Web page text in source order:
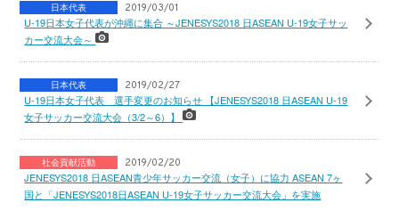
日本代表 2019/03/01
U-19日本女子代表が沖縄に集合 ～JENESYS2018 日ASEAN U-19女子サッ
カー交流大会～
日本代表 2019/02/27
U-19日本女子代表 選手変更のお知らせ 【JENESYS2018 日ASEAN U-19
女子サッカー交流大会（3/2～6）】
社会貢献活動 2019/02/20
JENESYS2018 日ASEAN青少年サッカー交流（女子）に協力 ASEAN 7ヶ
国と「JENESYS2018日ASEAN U-19女子サッカー交流大会」を実施